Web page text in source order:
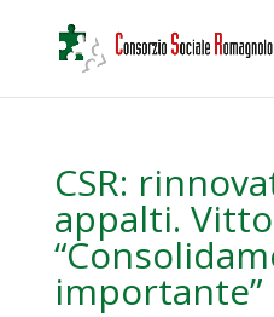
CSR:
appalti.
importante”